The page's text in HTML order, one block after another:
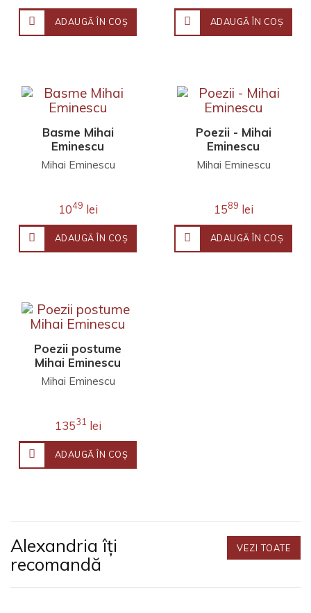
ADAUGĂ ÎN COŞ ADAUGĂ ÎN COŞ
Basme Mihai
Eminescu
Mihai Eminescu
1049 lei
ADAUGĂ ÎN COŞ
Poezii - Mihai
Eminescu
Mihai Eminescu
1589 lei
ADAUGĂ ÎN COŞ
Poezii postume
Mihai Eminescu
Mihai Eminescu
13531 lei
ADAUGĂ ÎN COŞ
Alexandria îți
recomandă
VEZI TOATE